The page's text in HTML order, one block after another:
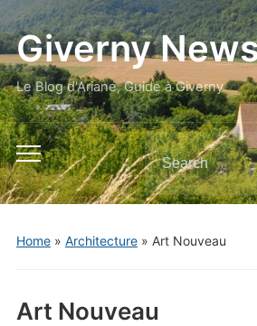
Giverny
Le Blog d'Ariane, Guide à Giverny
Toggle
mobile
menu
Search
for:
Home» Architecture» Art Nouveau
Art Nouveau